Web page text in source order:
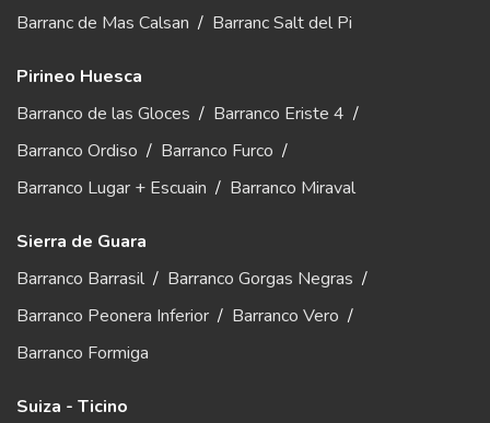
Barranc de Mas Calsan / Barranc Salt del Pi
Pirineo Huesca
Barranco de las Gloces / Barranco Eriste 4 /
Barranco Ordiso / Barranco Furco /
Barranco Lugar + Escuain / Barranco Miraval
Sierra de Guara
Barranco Barrasil / Barranco Gorgas Negras /
Barranco Peonera Inferior / Barranco Vero /
Barranco Formiga
Suiza - Ticino